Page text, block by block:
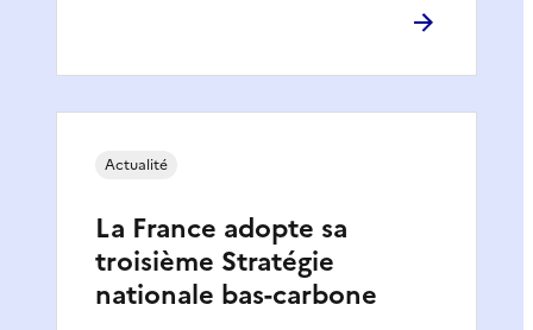
La France adopte sa
troisième Stratégie
nationale bas-carbone
Actualité